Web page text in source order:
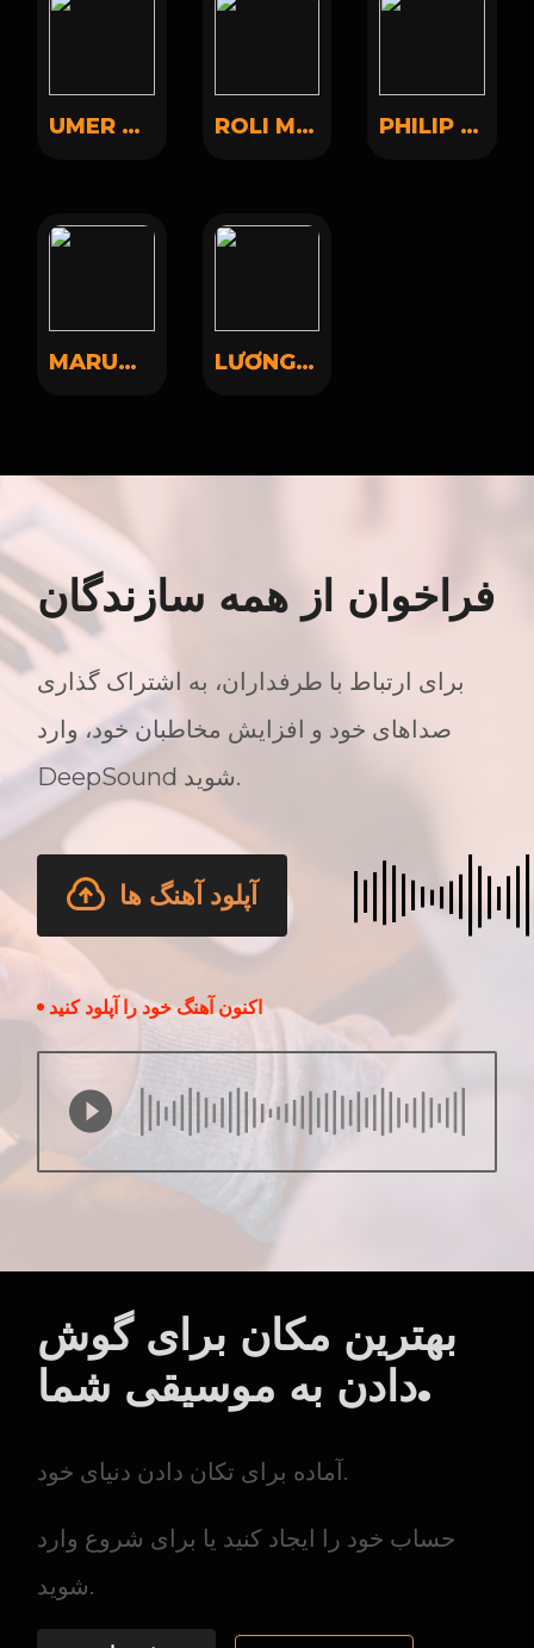
UMER FAYIZ ROLI MANIAC PHILIP UPAV
MARUO SHAH LƯƠNG LÂM
فراخوان از همه سازندگان
برای ارتباط با طرفداران، به اشتراک گذاری
صداهای خود و افزایش مخاطبان خود، وارد
DeepSound شوید.
آپلود آهنگ ها
اکنون آهنگ خود را آپلود کنید
بهترین مکان برای گوش
دادن به موسیقی شما.
آماده برای تکان دادن دنیای خود.
حساب خود را ایجاد کنید یا برای شروع وارد
شوید.